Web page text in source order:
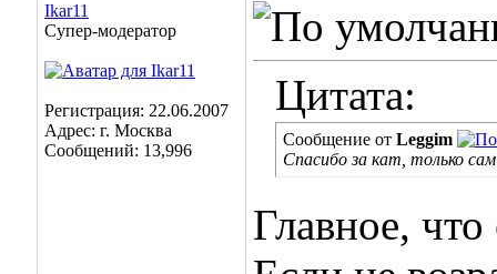
Ikar11
Супер-модератор
Регистрация: 22.06.2007
Адрес: г. Москва
Сообщений: 13,996
Цитата:
Сообщение от Leggim
Спасибо за кат, только
Главное,